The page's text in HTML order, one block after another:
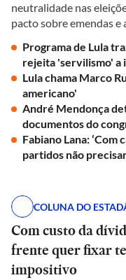
neutralidade nas
pacto sobre emendas e
Programa de Lula
rejeita 'servilismo' a
Lula chama Marco
americano'
André Mendonça
documentos do
Fabiano Lana: ‘Com
partidos não
COLUNA DO
Com custo da
frente quer fixar
impositivo